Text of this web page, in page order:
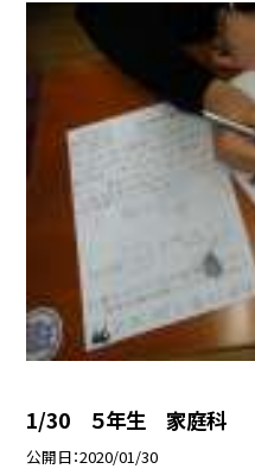
1/30 ５年生 家庭科
公開日 2020/01/30